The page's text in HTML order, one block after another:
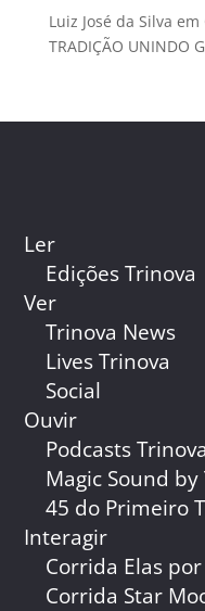
Luiz José da Silva em
TRADIÇÃO UNINDO
Ler
Edições Trinova
Ver
Trinova News
Lives Trinova
Social
Ouvir
Podcasts Trinova
Magic Sound by
45 do Primeiro
Interagir
Corrida Elas por
Corrida Star